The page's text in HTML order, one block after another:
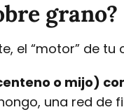
grano?
el “motor” de tu
o mijo)
una red